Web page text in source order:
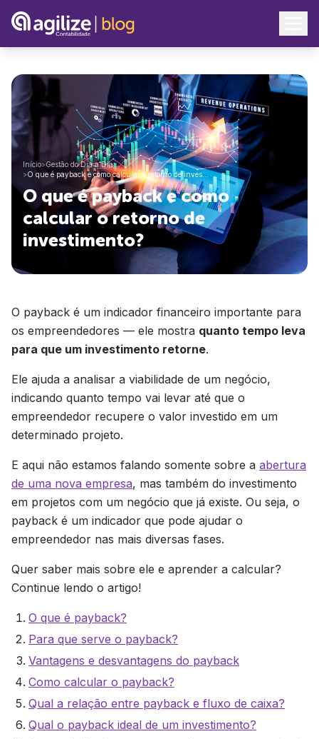
Início>Gestão do Dia a Dia
>O que é payback e como calcular o retorno de inves…
O que é payback e como
calcular o retorno de
investimento?
O payback é um indicador financeiro importante para
os empreendedores — ele mostra quanto tempo leva
para que um investimento retorne.
Ele ajuda a analisar a viabilidade de um negócio,
indicando quanto tempo vai levar até que o
empreendedor recupere o valor investido em um
determinado projeto.
E aqui não estamos falando somente sobre a abertura
de uma nova empresa, mas também do investimento
em projetos com um negócio que já existe. Ou seja, o
payback é um indicador que pode ajudar o
empreendedor nas mais diversas fases.
Quer saber mais sobre ele e aprender a calcular?
Continue lendo o artigo!
O que é payback?
Para que serve o payback?
Vantagens e desvantagens do payback
Como calcular o payback?
Qual a relação entre payback e fluxo de caixa?
Qual o payback ideal de um investimento?